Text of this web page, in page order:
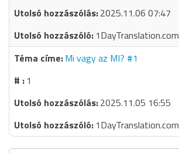
2025.11.06 07:47
1DayTranslation.com
Mi vagy az MI? #1
1
2025.11.05 16:55
1DayTranslation.com